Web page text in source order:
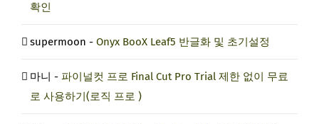
확인
supermoon - Onyx BooX Leaf5 반글화 및 초기설정
마니 - 파이널컷 프로 Final Cut Pro Trial 제한 없이 무료
로 사용하기(로직 프로 )